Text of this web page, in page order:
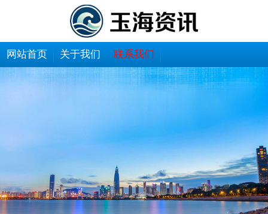
网站首页 关于我们 联系我们